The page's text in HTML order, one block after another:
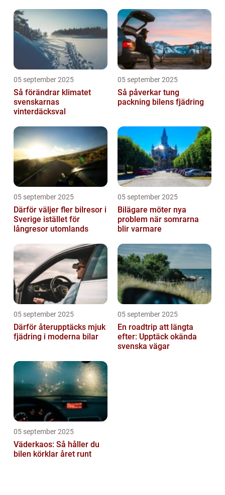
05 september 2025
Så förändrar klimatet
svenskarnas
vinterdäcksval
05 september 2025
Så påverkar tung
packning bilens fjädring
05 september 2025
Därför väljer fler bilresor i
Sverige istället för
långresor utomlands
05 september 2025
Bilägare möter nya
problem när somrarna
blir varmare
05 september 2025
Därför återupptäcks mjuk
fjädring i moderna bilar
05 september 2025
En roadtrip att längta
efter: Upptäck okända
svenska vägar
05 september 2025
Väderkaos: Så håller du
bilen körklar året runt